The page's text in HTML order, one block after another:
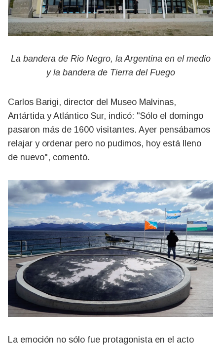
La bandera de Rio Negro, la Argentina en el medio
y la bandera de Tierra del Fuego
Carlos Barigi, director del Museo Malvinas,
Antártida y Atlántico Sur, indicó: "Sólo el domingo
pasaron más de 1600 visitantes. Ayer pensábamos
relajar y ordenar pero no pudimos, hoy está lleno
de nuevo", comentó.
La emoción no sólo fue protagonista en el acto